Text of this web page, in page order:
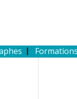
Formations